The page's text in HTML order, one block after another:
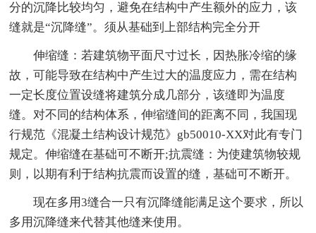
分的沉降比较均匀，避免在结构中产生额外的应力，该
缝就是“沉降缝”。须从基础到上部结构完全分开
伸缩缝：若建筑物平面尺寸过长，因热胀冷缩的缘
故，可能导致在结构中产生过大的温度应力，需在结构
一定长度位置设缝将建筑分成几部分，该缝即为温度
缝。对不同的结构体系，伸缩缝间的距离不同，我国现
行规范《混凝土结构设计规范》gb50010-XX对此有专门
规定。伸缩缝在基础可不断开;抗震缝：为使建筑物较规
则，以期有利于结构抗震而设置的缝，基础可不断开。
现在多用3缝合一只有沉降缝能满足这个要求，所以
多用沉降缝来代替其他缝来使用。